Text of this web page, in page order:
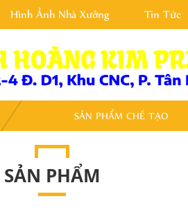
Hình Ảnh Nhà Xưởng Tin Tức
SẢN PHẨM CHẾ TẠO
SẢN PHẨM